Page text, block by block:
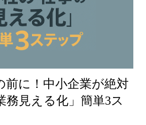
前に！中小企業が絶対
務見える化」簡単3ス